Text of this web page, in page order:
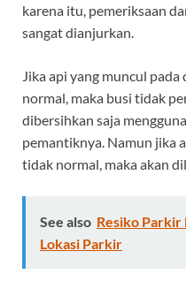
karena itu, pemeriksaan
sangat dianjurkan.
Jika api yang muncul
normal, maka busi tidak
dibersihkan saja
pemantiknya. Namun jika
tidak normal, maka akan
See also Resiko Parkir
Lokasi Parkir